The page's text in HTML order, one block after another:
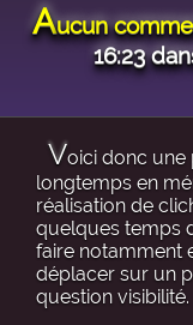
Aucun
16:23
Voici donc une
longtemps en
réalisation de
quelques temps
faire notamment
déplacer sur un
question visibilité.